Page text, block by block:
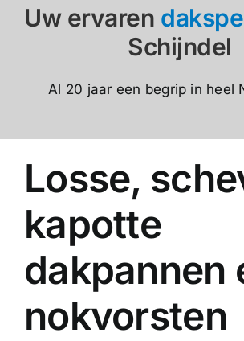
Uw ervaren
Schijndel
Al 20 jaar een begrip in heel
Losse,
kapotte
dakpannen
nokvorsten